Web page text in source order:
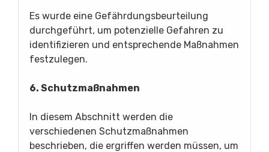
Es wurde eine Gefährdungsbeurteilung
durchgeführt, um potenzielle Gefahren zu
identifizieren und entsprechende Maßnahmen
festzulegen.
6. Schutzmaßnahmen
In diesem Abschnitt werden die
verschiedenen Schutzmaßnahmen
beschrieben, die ergriffen werden müssen, um